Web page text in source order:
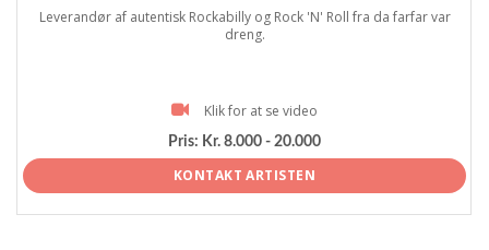
Leverandør af autentisk Rockabilly og Rock 'N' Roll fra da farfar var
dreng.
Klik for at se video
Pris: Kr. 8.000 - 20.000
KONTAKT ARTISTEN